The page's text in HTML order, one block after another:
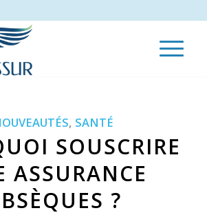
, SANTÉ
SOUSCRIRE
ASSURANCE
?